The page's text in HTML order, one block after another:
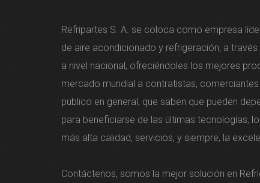
Refripartes S. A. se coloca como empresa
de aire acondicionado y refrigeración, a través
a nivel nacional, ofreciéndoles los mejores
mercado mundial a contratistas,
publico en general, que saben que pueden
para beneficiarse de las últimas tecnologías,
más alta calidad, servicios, y siempre, la
Contáctenos, somos la mejor solución en